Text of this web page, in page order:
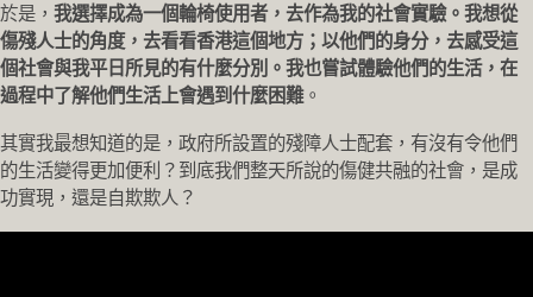
於是， 我選擇成為一個輪椅使用者，去作為我的社會實驗。我想從
傷殘人士的角度，去看看香港這個地方；以他們的身分，去感受這
個社會與我平日所見的有什麼分別。我也嘗試體驗他們的生活，在
過程中了解他們生活上會遇到什麼困難。
其實我最想知道的是，政府所設置的殘障人士配套，有沒有令他們
的生活變得更加便利？到底我們整天所說的傷健共融的社會，是成
功實現，還是自欺欺人？